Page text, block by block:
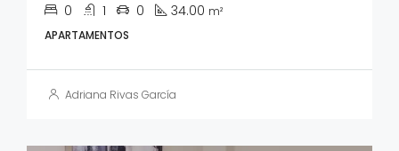
0 1 0 34.00 m²
APARTAMENTOS
Adriana Rivas García